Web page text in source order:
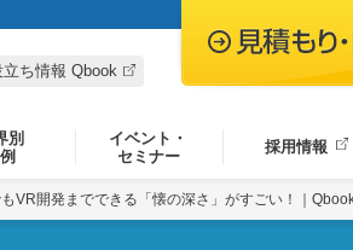
立ち情報 Qbook
別
イベント・
セミナー
採用情報
VR開発までできる「懐の深さ」がすごい！｜